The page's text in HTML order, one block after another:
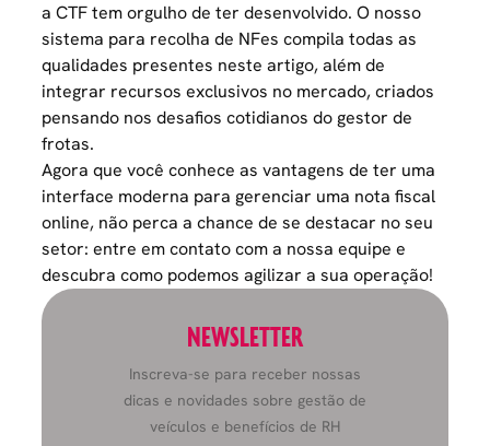
a CTF tem orgulho de ter desenvolvido. O nosso
sistema para recolha de NFes compila todas as
qualidades presentes neste artigo, além de
integrar recursos exclusivos no mercado, criados
pensando nos desafios cotidianos do gestor de
frotas.
Agora que você conhece as vantagens de ter uma
interface moderna para gerenciar uma nota fiscal
online, não perca a chance de se destacar no seu
setor: entre em contato com a nossa equipe e
descubra como podemos agilizar a sua operação!
NEWSLETTER
Inscreva-se para receber nossas
dicas e novidades sobre gestão de
veículos e benefícios de RH